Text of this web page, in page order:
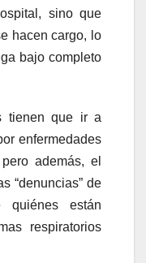
sino que
hacen cargo, lo
bajo completo
tienen que ir a
enfermedades
además, el
“denuncias” de
quiénes están
respiratorios